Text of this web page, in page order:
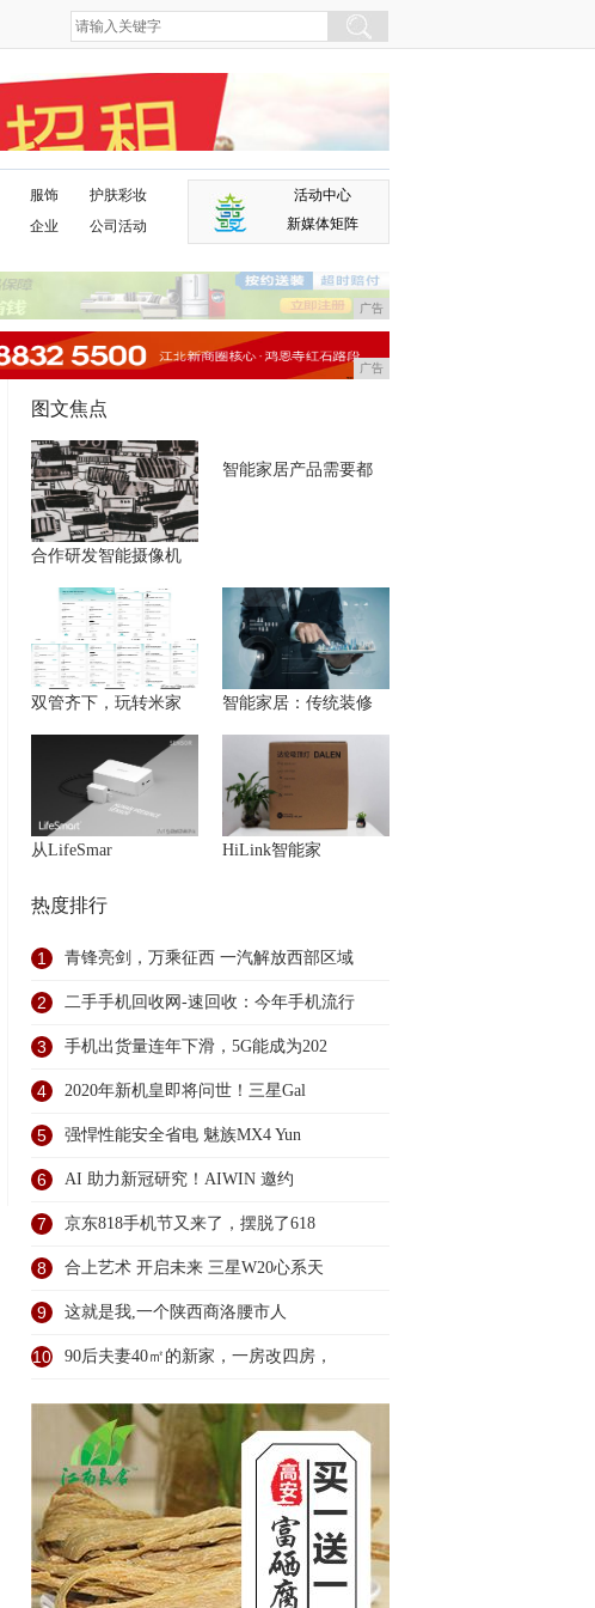
服饰
企业
护肤彩妆
公司活动
活动中心
新媒体矩阵
广告
广告
图文焦点
合作研发智能摄像机
智能家居产品需要都
双管齐下，玩转米家 智能家居：传统装修
从LifeSmar HiLink智能家
热度排行
1 青锋亮剑，万乘征西 一汽解放西部区域
2 二手手机回收网-速回收：今年手机流行
3 手机出货量连年下滑，5G能成为202
4 2020年新机皇即将问世！三星Gal
5 强悍性能安全省电 魅族MX4 Yun
6 AI 助力新冠研究！AIWIN 邀约
7 京东818手机节又来了，摆脱了618
8 合上艺术 开启未来 三星W20心系天
9 这就是我,一个陕西商洛腰市人
10 90后夫妻40㎡的新家，一房改四房，